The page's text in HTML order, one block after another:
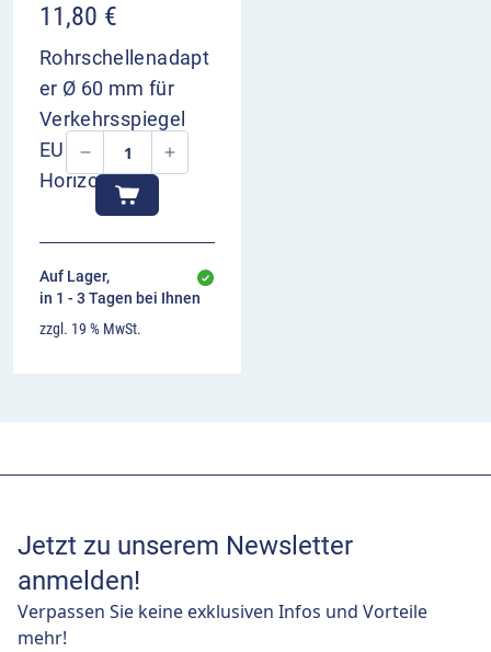
11,80 €
Rohrschellenadapt
er Ø 60 mm für
Verkehrsspiegel
EUCRYL und
Horizont
Auf Lager,
in 1 - 3 Tagen bei Ihnen
zzgl. 19 % MwSt.
Jetzt zu unserem Newsletter
anmelden!
Verpassen Sie keine exklusiven Infos und Vorteile
mehr!